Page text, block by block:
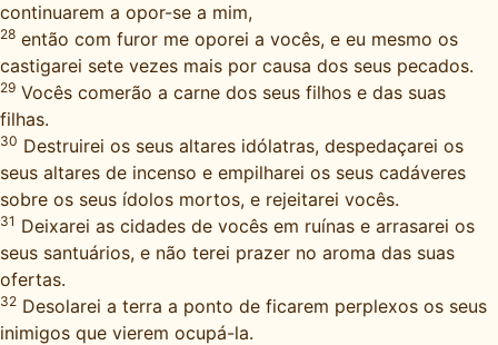
continuarem a opor-se a mim,
28 então com furor me oporei a vocês, e eu mesmo os
castigarei sete vezes mais por causa dos seus pecados.
29 Vocês comerão a carne dos seus filhos e das suas
filhas.
30 Destruirei os seus altares idólatras, despedaçarei os
seus altares de incenso e empilharei os seus cadáveres
sobre os seus ídolos mortos, e rejeitarei vocês.
31 Deixarei as cidades de vocês em ruínas e arrasarei os
seus santuários, e não terei prazer no aroma das suas
ofertas.
32 Desolarei a terra a ponto de ficarem perplexos os seus
inimigos que vierem ocupá-la.